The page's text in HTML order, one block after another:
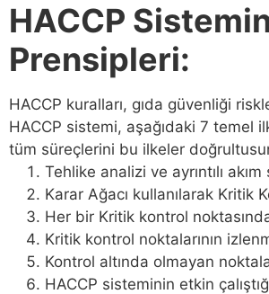
HACCP
Prensipleri:
HACCP kuralları, gıda güvenliği
HACCP sistemi, aşağıdaki 7 temel
tüm süreçlerini bu ilkeler
Tehlike analizi ve ayrıntılı
Karar Ağacı kullanılarak Kritik
Her bir Kritik kontrol
Kritik kontrol noktalarının
Kontrol altında olmayan
HACCP sisteminin etkin